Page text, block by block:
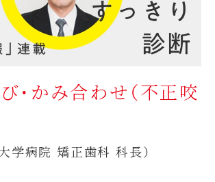
・かみ合わせ（不正咬
学病院 矯正歯科 科長）